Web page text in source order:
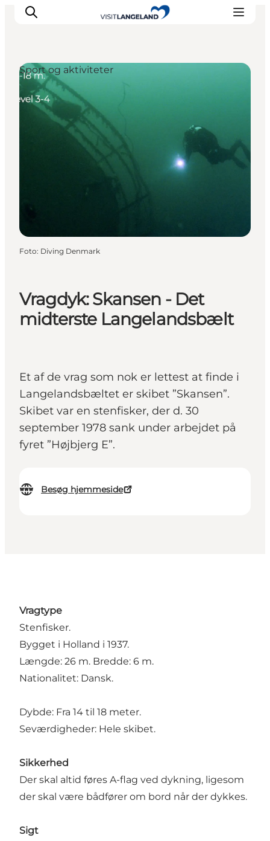
Oplevelser
Byer og øer
Outdoor
Overnatning
Planlæg ferie
Vragdyk: Skansen - Det
midterste Langelandsbælt
Et af de vrag som nok er lettest at finde i
Langelandsbæltet er skibet ”Skansen”.
Skibet var en stenfisker, der d. 30
september 1978 sank under arbejdet på
fyret ”Højbjerg E”.
Besøg hjemmeside
Sport og aktiviteter
Foto: Diving Denmark
Vragtype
Stenfisker.
Bygget i Holland i 1937.
Længde: 26 m. Bredde: 6 m.
Nationalitet: Dansk.
Dybde: Fra 14 til 18 meter.
Seværdigheder: Hele skibet.
Sikkerhed
Der skal altid føres A-flag ved dykning, ligesom
der skal være bådfører om bord når der dykkes.
Sigt